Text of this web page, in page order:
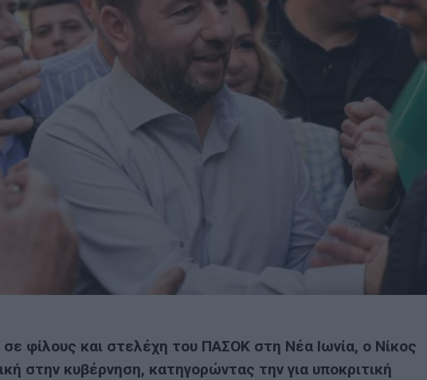
φίλους και στελέχη του ΠΑΣΟΚ στη Νέα Ιωνία, ο Νίκος
στην κυβέρνηση, κατηγορώντας την για υποκριτική